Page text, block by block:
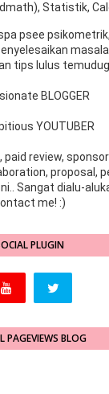
Statistik,
psee
tips lulus
BLOGGER
YOUTUBER
paid review,
proposal,
Sangat dialu-
me! :)
PLUGIN
PAGEVIEWS BLOG